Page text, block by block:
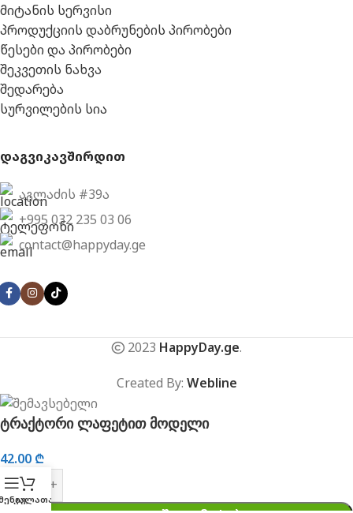
მიტანის სერვისი
პროდუქციის დაბრუნების პირობები
წესები და პირობები
შეკვეთის ნახვა
შედარება
სურვილების სია
დაგვიკავშირდით
აგლაძის #39ა
+995 032 235 03 06
contact@happyday.ge
2023 HappyDay.ge.
Created By: Webline
ტრაქტორი ლაფეტით მოდელი
42.00 ₾
კალათა